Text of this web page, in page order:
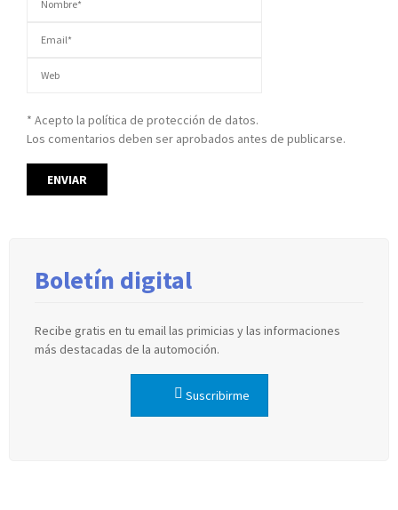
* Acepto la política de protección de datos.
Los comentarios deben ser aprobados antes de publicarse.
Boletín digital
Recibe gratis en tu email las primicias y las informaciones
más destacadas de la automoción.
Suscribirme